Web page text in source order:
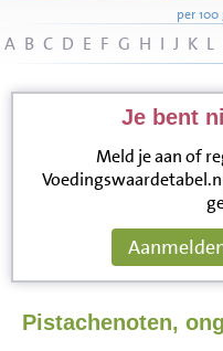
per 100
A B C D E F G H I J K L
Je bent
Meld je aan of
Pistachenoten,